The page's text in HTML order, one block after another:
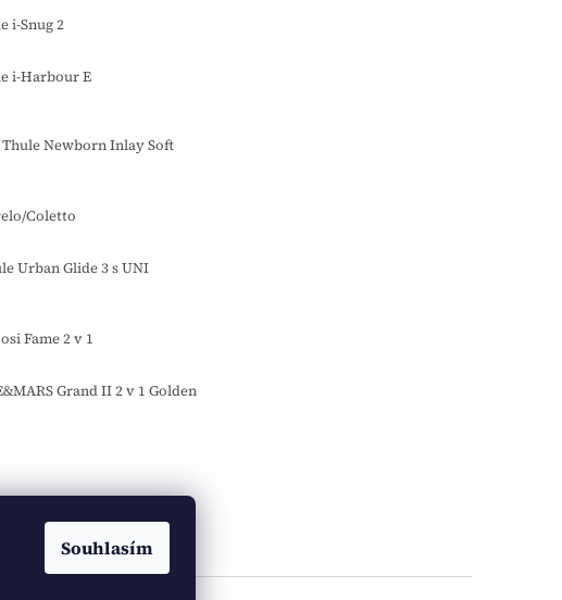
Souhlasím
i-Snug 2
i-Harbour E
Newborn Inlay Soft
Coletto
Urban Glide 3 s UNI
Fame 2 v 1
Grand II 2 v 1 Golden